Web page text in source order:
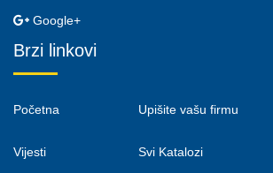
Google+
Brzi linkovi
Početna
Vijesti
Upišite vašu firmu
Svi Katalozi